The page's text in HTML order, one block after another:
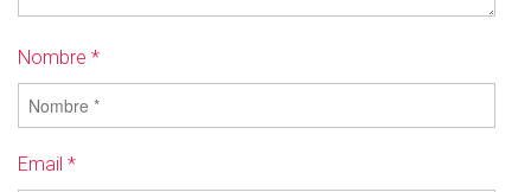
Nombre *
Email *